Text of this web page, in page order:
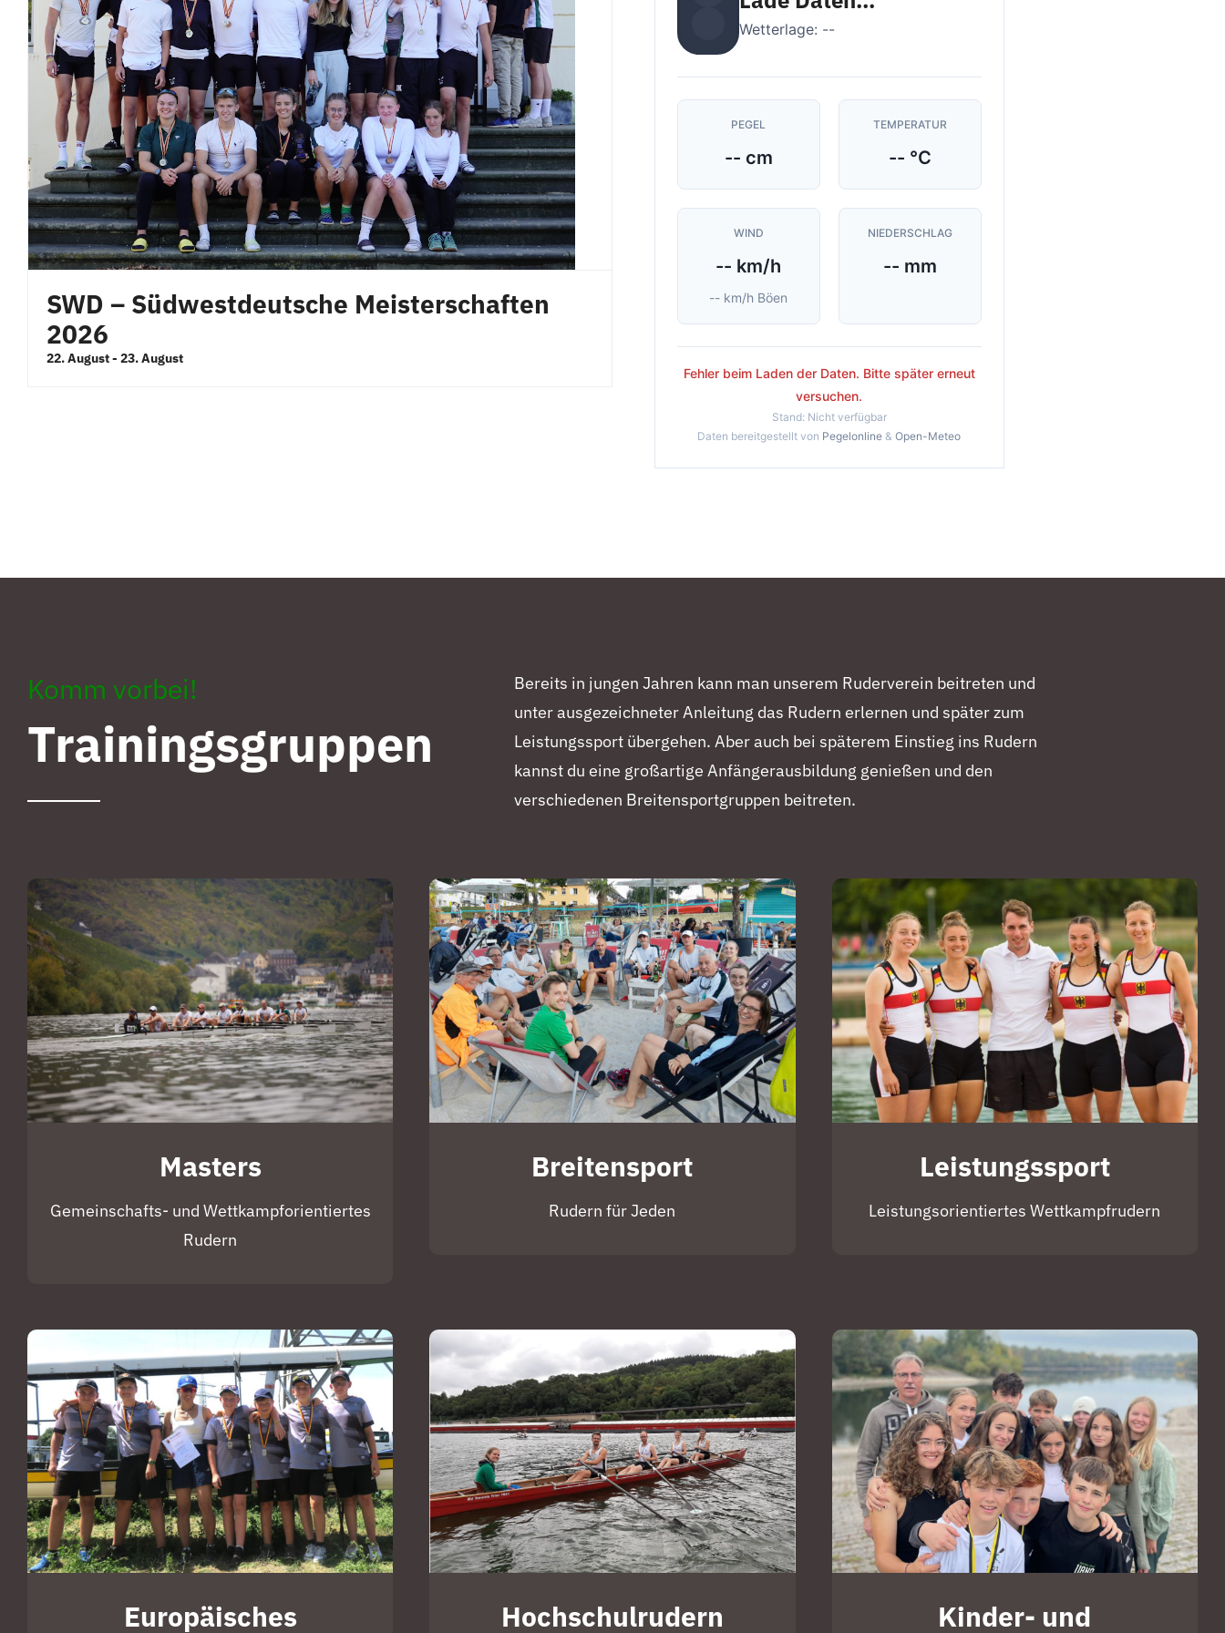
SWD – Südwestdeutsche Meisterschaften
2026
22. August- 23. August
Wetterlage: --
PEGEL
-- cm
TEMPERATUR
-- °C
WIND
-- km/h
-- km/h Böen
NIEDERSCHLAG
-- mm
Fehler beim Laden der Daten. Bitte später erneut
versuchen.
Stand: Nicht verfügbar
Daten bereitgestellt von Pegelonline &Open-Meteo
Komm vorbei!
Trainingsgruppen
Bereits in jungen Jahren kann man unserem Ruderverein beitreten und
unter ausgezeichneter Anleitung das Rudern erlernen und später zum
Leistungssport übergehen. Aber auch bei späterem Einstieg ins Rudern
kannst du eine großartige Anfängerausbildung genießen und den
verschiedenen Breitensportgruppen beitreten.
Masters
Gemeinschafts- und Wettkampforientiertes
Rudern
Breitensport
Rudern für Jeden
Leistungssport
Leistungsorientiertes Wettkampfrudern
Europäisches
Hochschulrudern
Kinder- und